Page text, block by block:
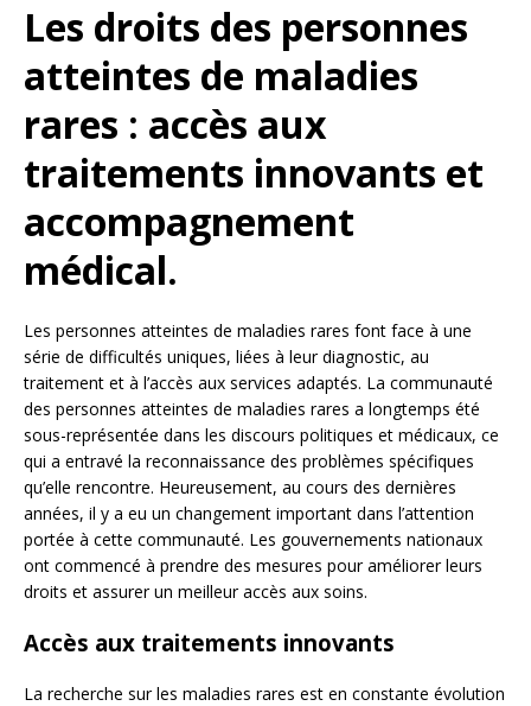
Les droits des personnes
atteintes de maladies
rares : accès aux
traitements innovants et
accompagnement
médical.
Les personnes atteintes de maladies rares font face à une
série de difficultés uniques, liées à leur diagnostic, au
traitement et à l’accès aux services adaptés. La communauté
des personnes atteintes de maladies rares a longtemps été
sous-représentée dans les discours politiques et médicaux, ce
qui a entravé la reconnaissance des problèmes spécifiques
qu’elle rencontre. Heureusement, au cours des dernières
années, il y a eu un changement important dans l’attention
portée à cette communauté. Les gouvernements nationaux
ont commencé à prendre des mesures pour améliorer leurs
droits et assurer un meilleur accès aux soins.
Accès aux traitements innovants
La recherche sur les maladies rares est en constante évolution